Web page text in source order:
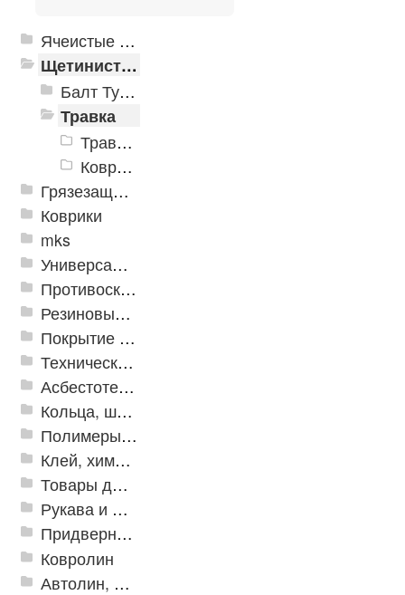
Ячеистые грязезащитные покрытия
Щетинистые покрытия
Балт Турф
Травка
Травка в рулонах
Коврики «Травка»
Грязезащитные, влаговпитывающие покрытия
Коврики
mks
Универсальные модульные покрытия
Противоскользящая защита для лестниц, профили, ленты
Резиновые и ПВХ дорожки
Покрытие из резиновой крошки
Техническая резина
Асбестотехнические и теплоизоляционные материалы
Кольца, шайбы, манжеты
Полимеры и пластики
Клей, химия, сопутствующие товары
Товары для дома
Рукава и шланги промышленные
Придверные решетки
Ковролин
Автолин, Транслин, Линолеум